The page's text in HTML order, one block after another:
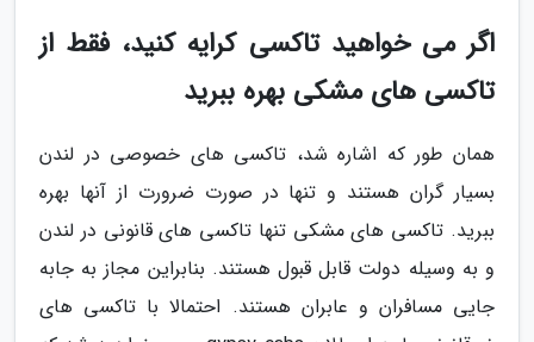
اگر می خواهید تاکسی کرایه کنید، فقط از
تاکسی های مشکی بهره ببرید
همان طور که اشاره شد، تاکسی های خصوصی در لندن
بسیار گران هستند و تنها در صورت ضرورت از آنها بهره
ببرید. تاکسی های مشکی تنها تاکسی های قانونی در لندن
و به وسیله دولت قابل قبول هستند. بنابراین مجاز به جابه
جایی مسافران و عابران هستند. احتمالا با تاکسی های